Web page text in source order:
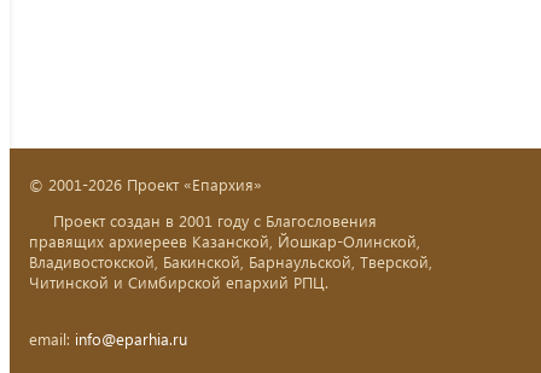
© 2001-2026 Проект «Епархия»
Проект создан в 2001 году с Благословения
правящих архиереев Казанской, Йошкар-Олинской,
Владивостокской, Бакинской, Барнаульской, Тверской,
Читинской и Симбирской епархий РПЦ.
email: info@eparhia.ru